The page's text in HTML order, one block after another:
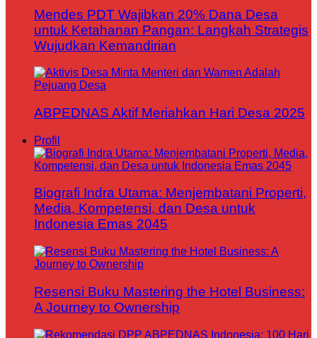
Mendes PDT Wajibkan 20% Dana Desa
untuk Ketahanan Pangan: Langkah Strategis
Wujudkan Kemandirian
ABPEDNAS Aktif Meriahkan Hari Desa 2025
Profil
Biografi Indra Utama: Menjembatani Properti,
Media, Kompetensi, dan Desa untuk
Indonesia Emas 2045
Resensi Buku Mastering the Hotel Business:
A Journey to Ownership